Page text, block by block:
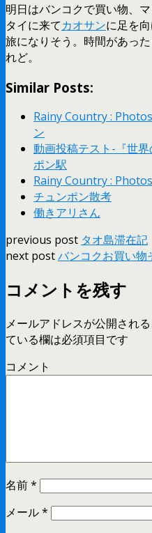
明日はバンコクで買い物、
タイに来てカオサンに足を
旅になりそう。時間があっ
れど。
Similar Posts:
Rainy Country :
ン
動画投稿テスト-『世
ポン駅
Rainy Country :
チュンポン散考
働きアリさん
previous post タオ島滞在記
next postバンコクお買い物
コメントを残す
メールアドレスが公開される
ている欄は必須項目です
コメント
名前*
メール*